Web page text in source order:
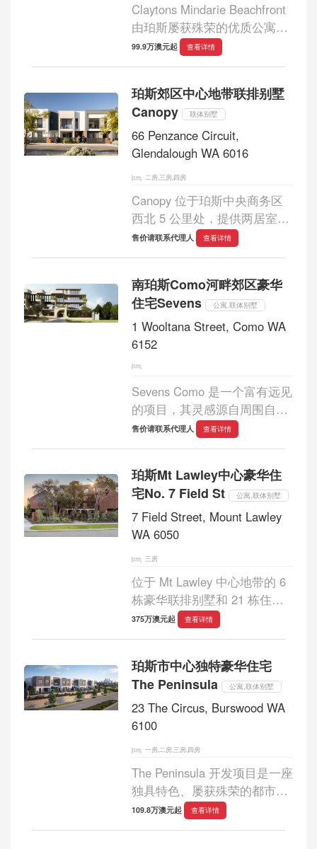
Claytons Mindarie Beachfront
由珀斯屡获殊荣的优质公寓开
发商 Edge 开发，并与 Hillam
Architects 合作打造，为居民
99.9万澳元起 查看详情
珀斯郊区中心地带联排别墅
Canopy
联体别墅
66 Penzance Circuit,
Glendalough WA 6016
二房,三房,四房
Canopy 位于珀斯中央商务区
西北 5 公里处，提供两居室、
三居室和四居室住宅，为绿树
成荫的格兰达洛带来非凡设
别墅坐落于两条美丽的水道之
间，隐秘于珀...
售价请联系代理人 查看详情
南珀斯Como河畔郊区豪华
住宅Sevens
公寓,联体别墅
1 Wooltana Street, Como WA
6152
Sevens Como 是一个富有远见
的项目，其灵感源自周围自然
环境的美丽与宁静。以坎宁河
设计元素都经过精心设计，旨
在营造宁静...
售价请联系代理人 查看详情
珀斯Mt Lawley中心豪华住
宅No. 7 Field St
公寓,联体别墅
7 Field Street, Mount Lawley
WA 6050
三房
位于 Mt Lawley 中心地带的 6
栋豪华联排别墅和 21 栋住
宅，数量有限。 No. 7 Field St
住宅以其共同的红砖建筑语
成了通透开阔的开放式阳台，
以此致敬其所在位...
375万澳元起 查看详情
珀斯市中心独特豪华住宅
The Peninsula
公寓,联体别墅
23 The Circus, Burswood WA
6100
一房,二房,三房,四房
The Peninsula 开发项目是一座
独具特色、屡获殊荣的都市绿
洲，拥有一系列豪华公寓和联
排别墅，掩映于风景优美的公
109.8万澳元起 查看详情